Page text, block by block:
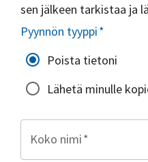
sen jälkeen tarkistaa ja
Pyynnön tyyppi*
Poista tietoni
Lähetä minulle
Koko nimi*